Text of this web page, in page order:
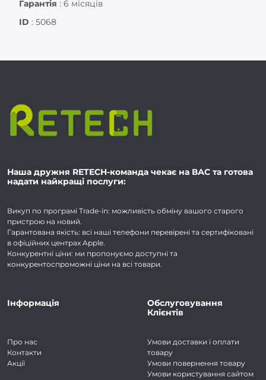
Гарантія : 6 місяців
ID : 5068
Наша дружня RETECH-команда чекає на ВАС та готова
надати найкращі послуги:
Викуп по програмі Trade-in: можливість обміну вашого старого
пристрою на новий.
Гарантована якість: всі наші телефони перевірені та сертифіковані
в офіційних центрах Apple.
Конкурентні ціни: ми пропонуємо доступні та
конкурентоспроможні ціни на всі товари.
Інформація
Про нас
Контакти
Акції
Обслуговування
Клієнтів
Умови доставки і оплати
товару
Умови повернення товару
Умови користування сайтом